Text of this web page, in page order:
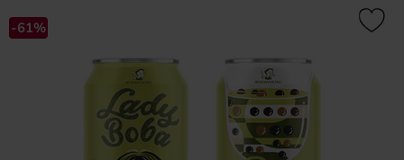
-61%